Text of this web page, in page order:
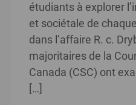
étudiants à explorer
et sociétale de
dans l’affaire R. c.
majoritaires de la
Canada (CSC) ont
[…]